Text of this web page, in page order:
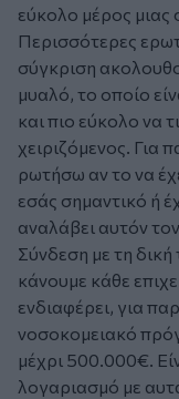
εύκολο μέρος μιας
Περισσότερες
σύγκριση
μυαλό, το οποίο
και πιο εύκολο να
χειριζόμενος. Για
ρωτήσω αν το να
εσάς σημαντικό ή
αναλάβει αυτόν
Σύνδεση με τη
κάνουμε κάθε
ενδιαφέρει, για
νοσοκομειακό
μέχρι 500.000€.
λογαριασμό με